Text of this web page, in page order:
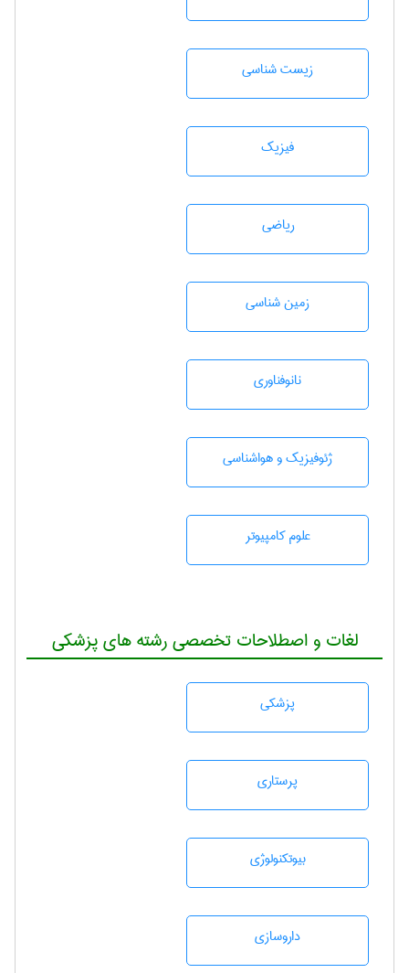
زيست شناسی
فیزیک
رياضی
زمين شناسی
نانوفناوری
ژئوفيزيك و هواشناسی
علوم کامپیوتر
لغات و اصطلاحات تخصصی رشته های پزشکی
پزشكی
پرستاری
بيوتكنولوژی
داروسازی